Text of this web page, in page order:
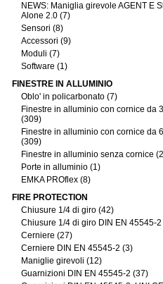
NEWS: Maniglia girevole AGENT E
Alone 2.0 (7)
Sensori (8)
Accessori (9)
Moduli (7)
Software (1)
FINESTRE IN ALLUMINIO
Oblo' in policarbonato (7)
Finestre in alluminio con cornice da
(309)
Finestre in alluminio con cornice da
(309)
Finestre in alluminio senza cornice
Porte in alluminio (1)
EMKA PROflex (8)
FIRE PROTECTION
Chiusure 1/4 di giro (42)
Chiusure 1/4 di giro DIN EN 45545-
Cerniere (27)
Cerniere DIN EN 45545-2 (3)
Maniglie girevoli (12)
Guarnizioni DIN EN 45545-2 (37)